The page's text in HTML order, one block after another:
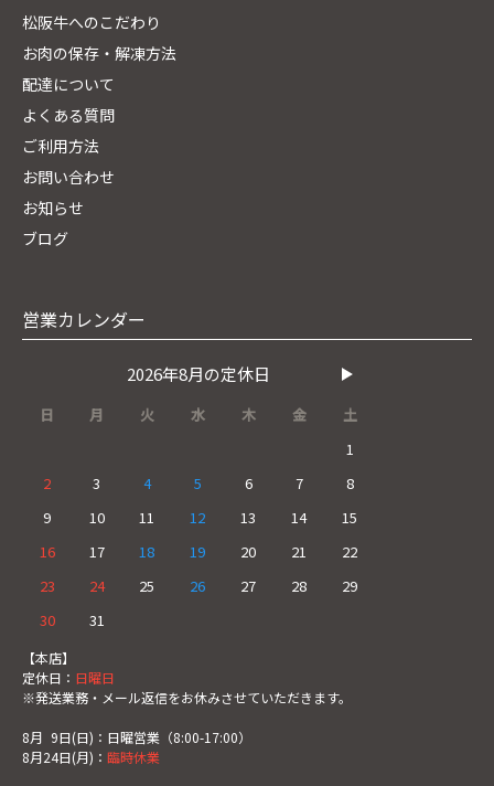
松阪牛へのこだわり
お肉の保存・解凍方法
配達について
よくある質問
ご利用方法
お問い合わせ
お知らせ
ブログ
営業カレンダー
2026年8月の定休日
日 月 火 水 木 金
土
1
2
3 4 5 6 7
8
9
10 11 12 13 14
15
16
17 18 19 20 21
22
23
24 25 26 27 28
29
30
31
【本店】
定休日： 日曜日
※発送業務・メール返信をお休みさせていただきます。
8月 9日(日)：日曜営業（8:00-17:00）
8月24日(月)： 臨時休業